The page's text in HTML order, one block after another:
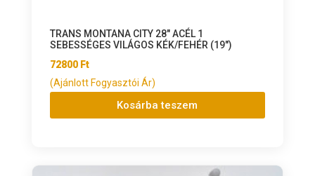
TRANS MONTANA CITY 28″ ACÉL 1
SEBESSÉGES VILÁGOS KÉK/FEHÉR (19″)
72800 Ft
(Ajánlott Fogyasztói Ár)
Kosárba teszem